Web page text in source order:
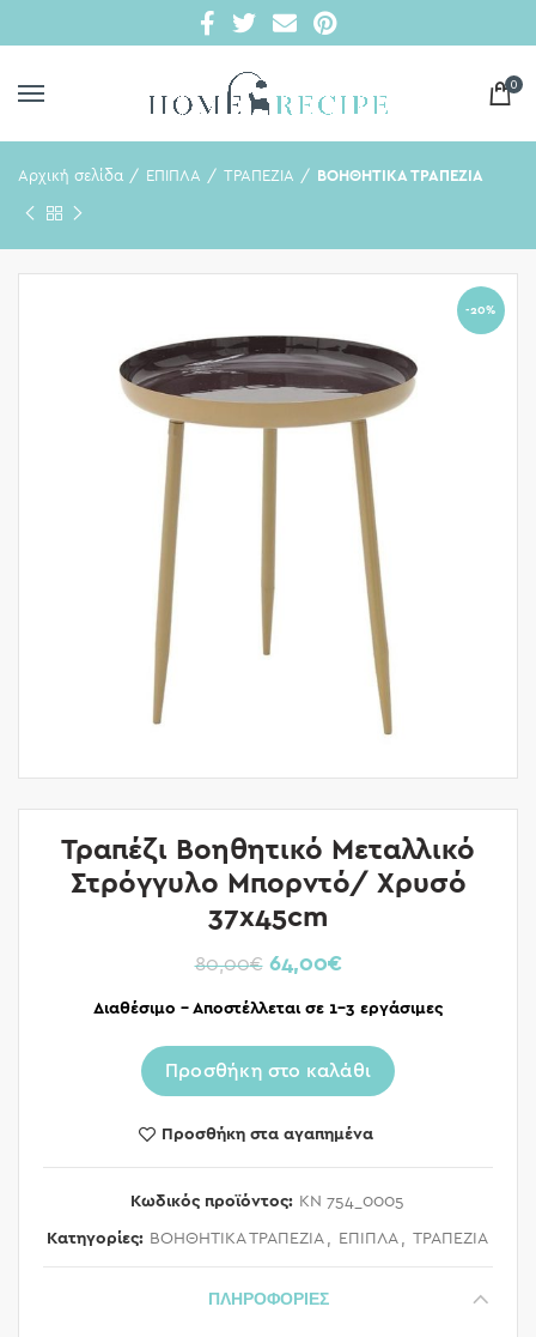
0
Αρχική σελίδα ΕΠΙΠΛΑ ΤΡΑΠΕΖΙΑ ΒΟΗΘΗΤΙΚΑ ΤΡΑΠΕΖΙΑ
-20%
Τραπέζι Βοηθητικό Μεταλλικό
Στρόγγυλο Μπορντό/ Χρυσό
37x45cm
80,00€ 64,00€
Διαθέσιμο – Αποστέλλεται σε 1-3 εργάσιμες
Προσθήκη στο καλάθι
Προσθήκη στα αγαπημένα
Κωδικός προϊόντος: KN 754_0005
Κατηγορίες: ΒΟΗΘΗΤΙΚΑ ΤΡΑΠΕΖΙΑ , ΕΠΙΠΛΑ , ΤΡΑΠΕΖΙΑ
ΠΛΗΡΟΦΟΡΙΕΣ